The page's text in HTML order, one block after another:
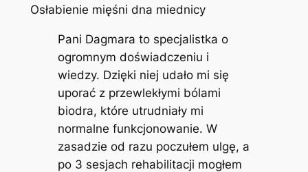
Osłabienie mięśni dna miednicy
Pani Dagmara to specjalistka o
ogromnym doświadczeniu i
wiedzy. Dzięki niej udało mi się
uporać z przewlekłymi bólami
biodra, które utrudniały mi
normalne funkcjonowanie. W
zasadzie od razu poczułem ulgę, a
po 3 sesjach rehabilitacji mogłem